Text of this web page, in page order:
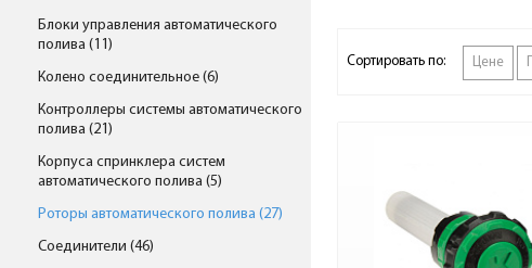
Блоки управления автоматического
полива (11)
Колено соединительное (6)
Контроллеры системы автоматического
полива (21)
Корпуса спринклера систем
автоматического полива (5)
Роторы автоматического полива (27)
Соединители (46)
Сортировать по: Цене